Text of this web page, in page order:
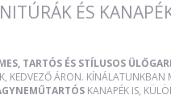
ÉS
TARTÓS ÉS STÍLUSOS
KEDVEZŐ ÁRON.
KANAPÉK IS,